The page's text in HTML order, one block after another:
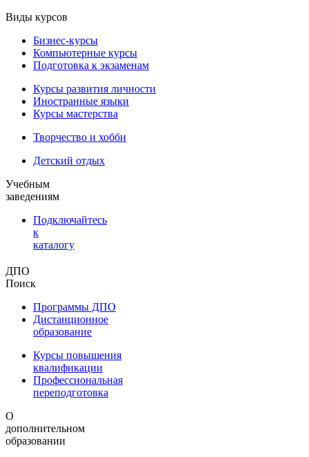
Виды курсов
Бизнес-курсы
Компьютерные курсы
Подготовка к экзаменам
Курсы развития личности
Иностранные языки
Курсы мастерства
Творчество и хобби
Детский отдых
Учебным
заведениям
Подключайтесь
к
каталогу
ДПО
Поиск
Программы ДПО
Дистанционное
образование
Курсы повышения
квалификации
Профессиональная
переподготовка
О
дополнительном
образовании